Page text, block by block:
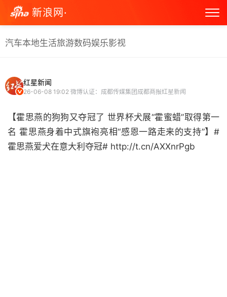
新浪网·
汽车本地生活旅游数码娱乐影视
红星新闻
26-06-08 19:02 微博认证：成都传媒集团成都商报红星新闻
【霍思燕的狗狗又夺冠了 世界杯犬展“霍蜜蜡”取得第一
名 霍思燕身着中式旗袍亮相“感恩一路走来的支持”】#
霍思燕爱犬在意大利夺冠# http://t.cn/AXXnrPgb ​